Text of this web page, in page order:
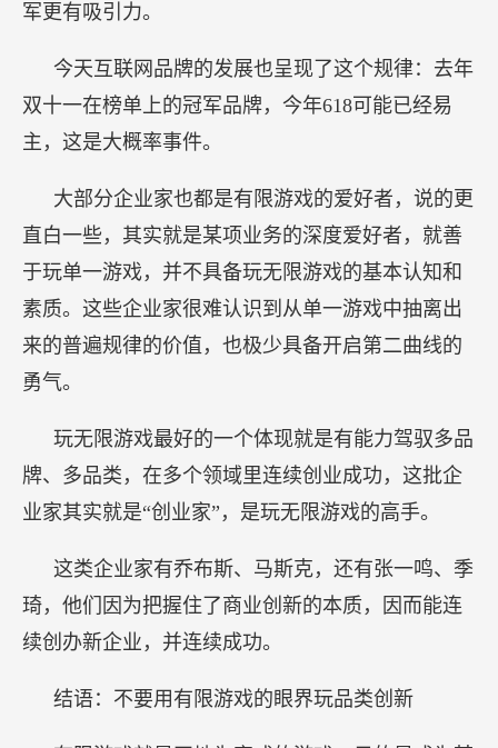
军更有吸引力。
今天互联网品牌的发展也呈现了这个规律：去年
双十一在榜单上的冠军品牌，今年618可能已经易
主，这是大概率事件。
大部分企业家也都是有限游戏的爱好者，说的更
直白一些，其实就是某项业务的深度爱好者，就善
于玩单一游戏，并不具备玩无限游戏的基本认知和
素质。这些企业家很难认识到从单一游戏中抽离出
来的普遍规律的价值，也极少具备开启第二曲线的
勇气。
玩无限游戏最好的一个体现就是有能力驾驭多品
牌、多品类，在多个领域里连续创业成功，这批企
业家其实就是“创业家”，是玩无限游戏的高手。
这类企业家有乔布斯、马斯克，还有张一鸣、季
琦，他们因为把握住了商业创新的本质，因而能连
续创办新企业，并连续成功。
结语：不要用有限游戏的眼界玩品类创新